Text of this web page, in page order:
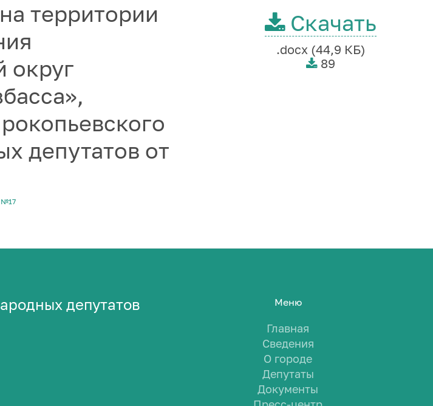
территории
округ
депутатов от
№17
Скачать
.docx (44,9 КБ)
89
депутатов Меню
Главная
Сведения
О городе
Депутаты
Документы